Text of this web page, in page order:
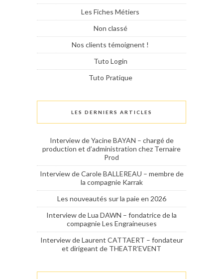
Les Fiches Métiers
Non classé
Nos clients témoignent !
Tuto Login
Tuto Pratique
LES DERNIERS ARTICLES
Interview de Yacine BAYAN – chargé de
production et d’administration chez Ternaire
Prod
Interview de Carole BALLEREAU – membre de
la compagnie Karrak
Les nouveautés sur la paie en 2026
Interview de Lua DAWN – fondatrice de la
compagnie Les Engraineuses
Interview de Laurent CATTAERT – fondateur
et dirigeant de THEATR’EVENT